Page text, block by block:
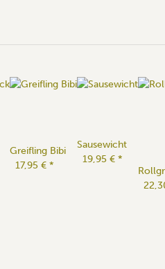
Greifling Bibi
17,95 € *
Sausewicht
19,95 € *